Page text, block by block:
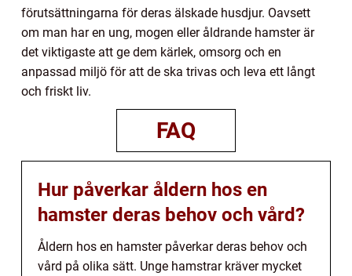
förutsättningarna för deras älskade husdjur. Oavsett
om man har en ung, mogen eller åldrande hamster är
det viktigaste att ge dem kärlek, omsorg och en
anpassad miljö för att de ska trivas och leva ett långt
och friskt liv.
FAQ
Hur påverkar åldern hos en
hamster deras behov och vård?
Åldern hos en hamster påverkar deras behov och
vård på olika sätt. Unge hamstrar kräver mycket